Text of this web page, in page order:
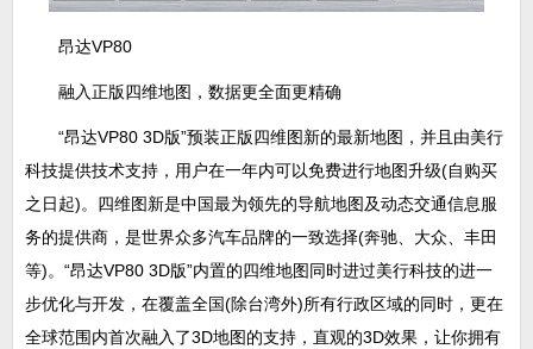
昂达VP80
融入正版四维地图，数据更全面更精确
“昂达VP80 3D版”预装正版四维图新的最新地图，并且由美行
科技提供技术支持，用户在一年内可以免费进行地图升级(自购买
之日起)。四维图新是中国最为领先的导航地图及动态交通信息服
务的提供商，是世界众多汽车品牌的一致选择(奔驰、大众、丰田
等)。“昂达VP80 3D版”内置的四维地图同时进过美行科技的进一
步优化与开发，在覆盖全国(除台湾外)所有行政区域的同时，更在
全球范围内首次融入了3D地图的支持，直观的3D效果，让你拥有